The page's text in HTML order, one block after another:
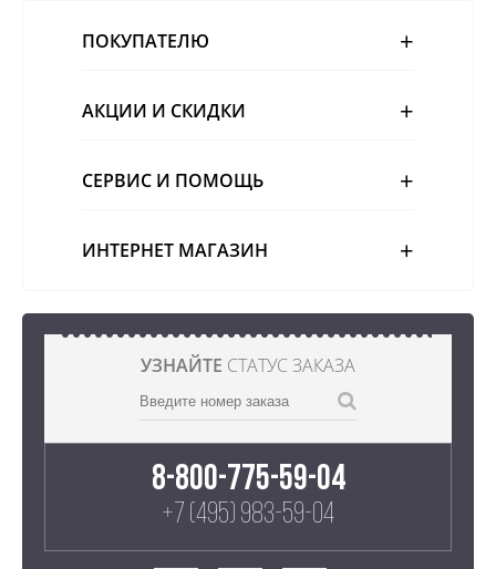
ПОКУПАТЕЛЮ
АКЦИИ И СКИДКИ
СЕРВИС И ПОМОЩЬ
ИНТЕРНЕТ МАГАЗИН
УЗНАЙТЕ СТАТУС ЗАКАЗА
8-800-775-59-04
+7 (495) 983-59-04